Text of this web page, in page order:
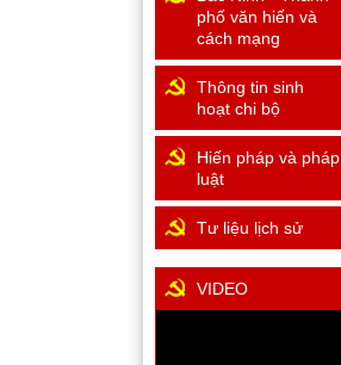
phố văn hiến và
cách mạng
Thông tin sinh
hoạt chi bộ
Hiến pháp và pháp
luật
Tư liệu lịch sử
VIDEO